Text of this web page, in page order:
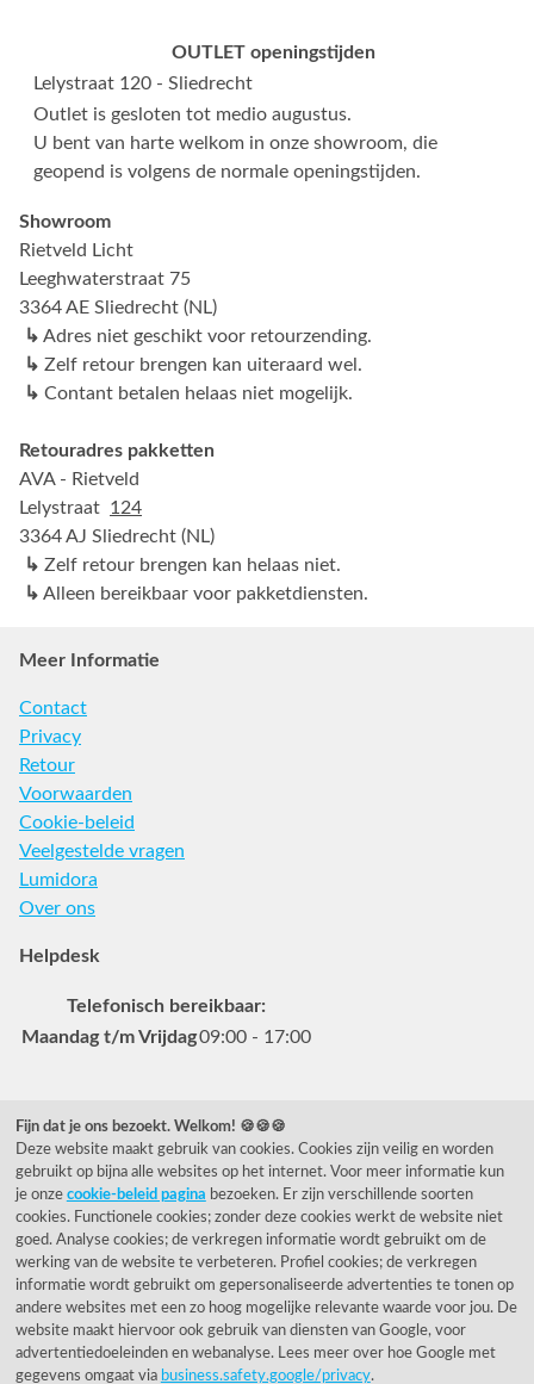
OUTLET openingstijden
Lelystraat 120 - Sliedrecht
Outlet is gesloten tot medio augustus.
U bent van harte welkom in onze showroom, die
geopend is volgens de normale openingstijden.
Showroom
Rietveld Licht
Leeghwaterstraat 75
3364 AE Sliedrecht (NL)
↳ Adres niet geschikt voor retourzending.
↳ Zelf retour brengen kan uiteraard wel.
↳ Contant betalen helaas niet mogelijk.
Retouradres pakketten
AVA - Rietveld
Lelystraat 124
3364 AJ Sliedrecht (NL)
↳ Zelf retour brengen kan helaas niet.
↳ Alleen bereikbaar voor pakketdiensten.
Meer Informatie
Contact
Privacy
Retour
Voorwaarden
Cookie-beleid
Veelgestelde vragen
Lumidora
Over ons
Helpdesk
Telefonisch bereikbaar:
Maandag t/m Vrijdag09:00 - 17:00
Veelgestelde vragen
0031 78 615 44 15
helpdesk@rietveldlicht.nl
Facebook InstagramPinterest
Klantwaardering
"Zeer goed" - eKomi.be
Fijn dat je ons bezoekt. Welkom! 🍪🍪🍪
Deze website maakt gebruik van cookies. Cookies zijn veilig en worden
gebruikt op bijna alle websites op het internet. Voor meer informatie kun
je onze cookie-beleid pagina bezoeken. Er zijn verschillende soorten
cookies. Functionele cookies; zonder deze cookies werkt de website niet
goed. Analyse cookies; de verkregen informatie wordt gebruikt om de
werking van de website te verbeteren. Profiel cookies; de verkregen
informatie wordt gebruikt om gepersonaliseerde advertenties te tonen op
andere websites met een zo hoog mogelijke relevante waarde voor jou. De
website maakt hiervoor ook gebruik van diensten van Google, voor
advertentiedoeleinden en webanalyse. Lees meer over hoe Google met
gegevens omgaat via business.safety.google/privacy.